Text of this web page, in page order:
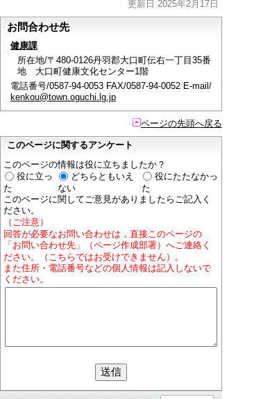
更新日 2025年2月17日
お問合わせ先
健康課
所在地/〒480-0126丹羽郡大口町伝右一丁目35番
地 大口町健康文化センター1階
電話番号/0587-94-0053 FAX/0587-94-0052 E-mail/
kenkou@town.oguchi.lg.jp
ページの先頭へ戻る
このページに関するアンケート
このページの情報は役に立ちましたか？
役に立っ
た
どちらともいえ
ない
役にたたなかっ
た
このページに関してご意見がありましたらご記入く
ださい。
（ご注意）
回答が必要なお問い合わせは，直接このページの
「お問い合わせ先」（ページ作成部署）へご連絡く
ださい。（こちらではお受けできません）。
また住所・電話番号などの個人情報は記入しないで
ください。